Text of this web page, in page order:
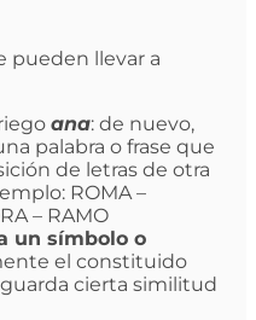
pueden llevar a
ana: de nuevo,
palabra o frase que
de letras de otra
ROMA –
– RAMO
un símbolo o
el constituido
cierta similitud